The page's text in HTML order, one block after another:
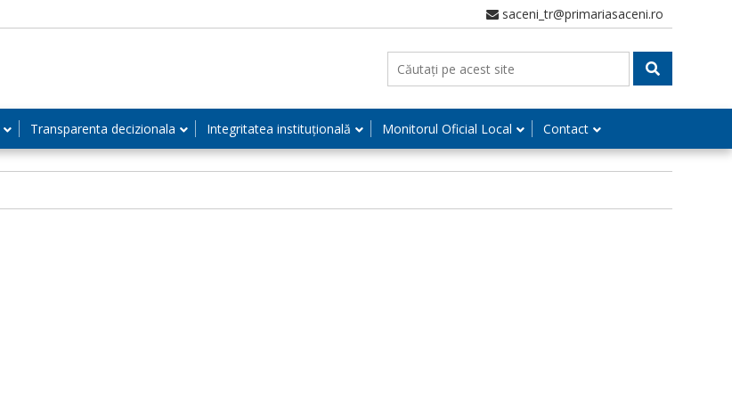
saceni_tr@primariasaceni.ro
Transparenta decizionala Integritatea instituțională Monitorul Oficial Local Contact